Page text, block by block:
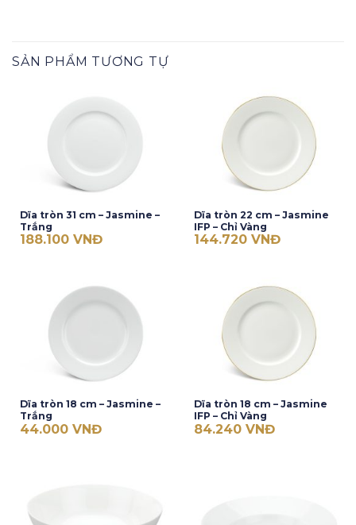
SẢN PHẨM TƯƠNG TỰ
Dĩa tròn 31 cm – Jasmine –
Trắng
188.100 VNĐ
Dĩa tròn 22 cm – Jasmine
IFP – Chỉ Vàng
144.720 VNĐ
Dĩa tròn 18 cm – Jasmine –
Trắng
44.000 VNĐ
Dĩa tròn 18 cm – Jasmine
IFP – Chỉ Vàng
84.240 VNĐ